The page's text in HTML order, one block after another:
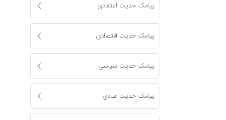
پیامک حدیث اعتقادی
پیامک حدیث اقتصادی
پیامک حدیث سیاسی
پیامک حدیث عبادی